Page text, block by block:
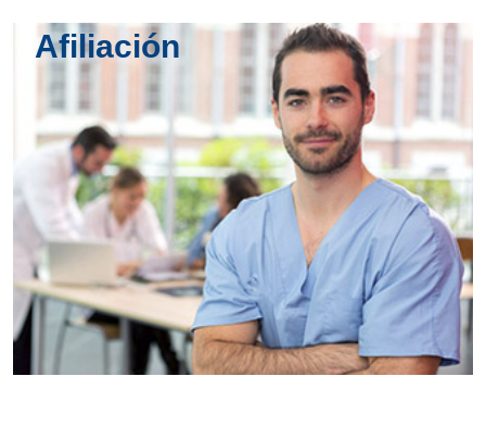
Afiliación